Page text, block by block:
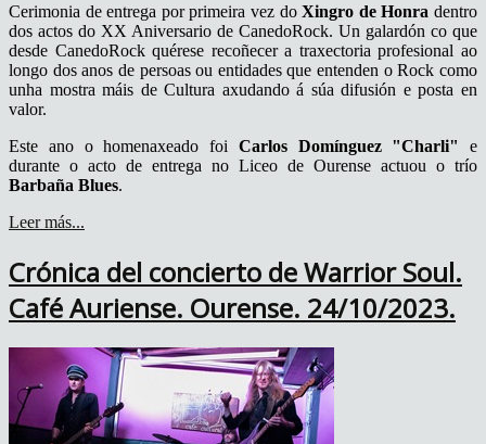
Cerimonia de entrega por primeira vez doXingro de Honra dentro
dos actos do XX Aniversario de CanedoRock. Un galardón co que
desde CanedoRock quérese recoñecer a traxectoria profesional ao
longo dos anos de persoas ou entidades que entenden o Rock como
unha mostra máis de Cultura axudando á súa difusión e posta en
valor.
Este ano o homenaxeado foi Carlos Domínguez "Charli"
e
durante o acto de entrega no Liceo de Ourense actuou o trío
Barbaña Blues.
Leer más...
Crónica del concierto de Warrior Soul.
Café Auriense. Ourense. 24/10/2023.